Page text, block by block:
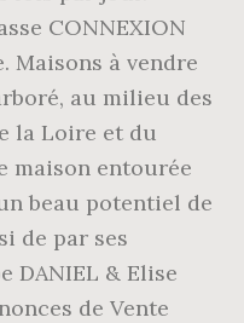
CONNEXION
Maisons à vendre
au milieu des
la Loire et du
maison entourée
beau potentiel de
de par ses
DANIEL & Elise
de Vente